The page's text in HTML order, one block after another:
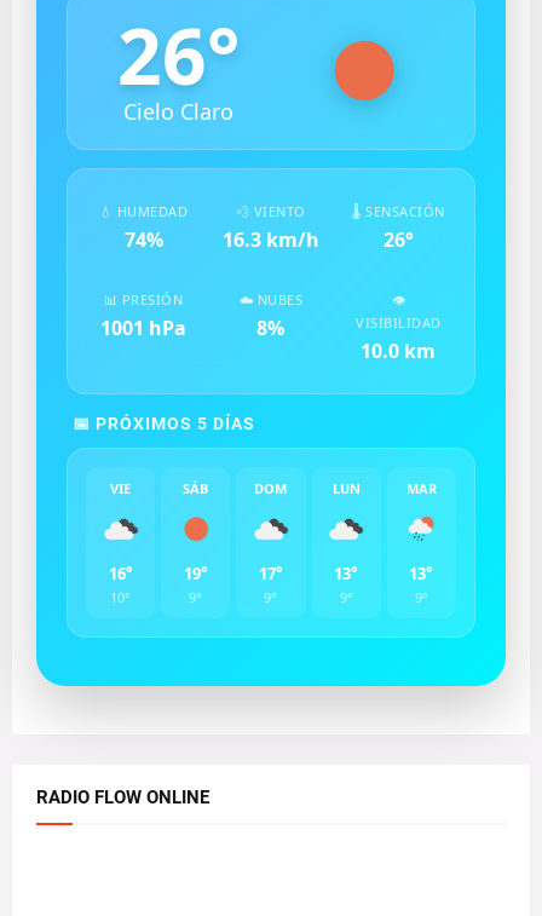
26°
Cielo Claro
💧 HUMEDAD
74%
💨 VIENTO
16.3km/h
🌡️ SENSACIÓN
26°
📊 PRESIÓN
1001 hPa
☁️ NUBES
8%
👁️
VISIBILIDAD
10.0 km
📅 PRÓXIMOS 5 DÍAS
VIE
16°
10°
SÁB
19°
9°
DOM
17°
9°
LUN
13°
9°
MAR
13°
9°
RADIO FLOW ONLINE